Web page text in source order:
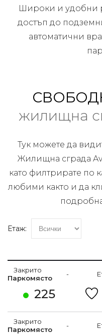
Широки и удобни
достъп до
автоматични
жилищна
Тук можете да
Жилищна сграда
като филтрирате по
любими както и да
Етаж:
225
Закрито
Паркомясто
-
Закрито
Паркомясто
-